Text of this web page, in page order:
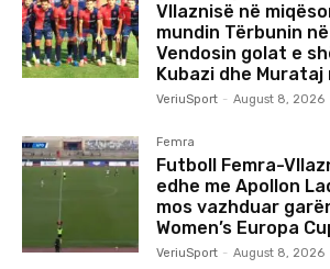
Vllaznisë në
mundin Tërbunin
Vendosin golat e
Kubazi dhe Murataj
VeriuSport - August 8, 2026
Femra
Futboll Femra-
edhe me Apollon
mos vazhduar
Women’s Europa
VeriuSport - August 8, 2026